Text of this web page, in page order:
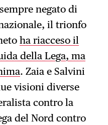
negato di
il trionfo
ha riacceso il
della Lega, ma
. Zaia e Salvini
visioni diverse
contro la
del Nord contro